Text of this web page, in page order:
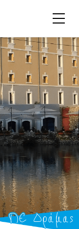
ΠΕ Δράμας